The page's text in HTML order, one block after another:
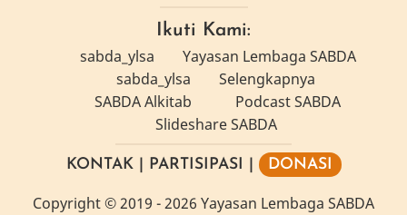
Ikuti Kami:
sabda_ylsa
Yayasan Lembaga SABDA
sabda_ylsa
Selengkapnya
SABDA Alkitab
Podcast SABDA
Slideshare SABDA
KONTAK| PARTISIPASI DONASI
Copyright© 2019 -2026 Yayasan Lembaga SABDA